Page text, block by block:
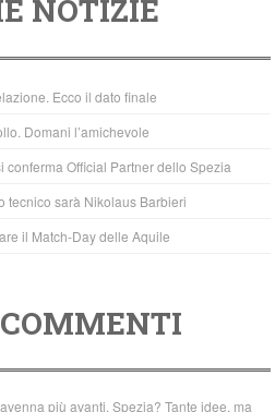
NOTIZIE
Ecco il dato finale
Domani l’amichevole
Official Partner dello Spezia
tecnico sarà Nikolaus Barbieri
il Match-Day delle Aquile
più avanti. Spezia? Tante idee, ma